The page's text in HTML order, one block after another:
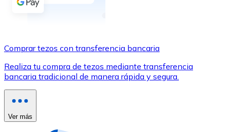
Comprar con Transferencia
Utiliza tarjetas Visa y Mastercard para comprar
Comprar con tarjeta
Tienda - Tarjetas regalo
Nuevo
Compra tarjetas regalo de tus marcas favoritas con
Comprar tezos con transferencia bancaria
Realiza tu compra de tezos mediante transferencia
bancaria tradicional de manera rápida y segura.
Ver más